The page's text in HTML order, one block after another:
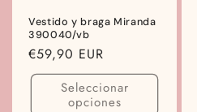
Vestido y braga Miranda
390040/vb
Precio
habitual
€59,90 EUR
Seleccionar
opciones